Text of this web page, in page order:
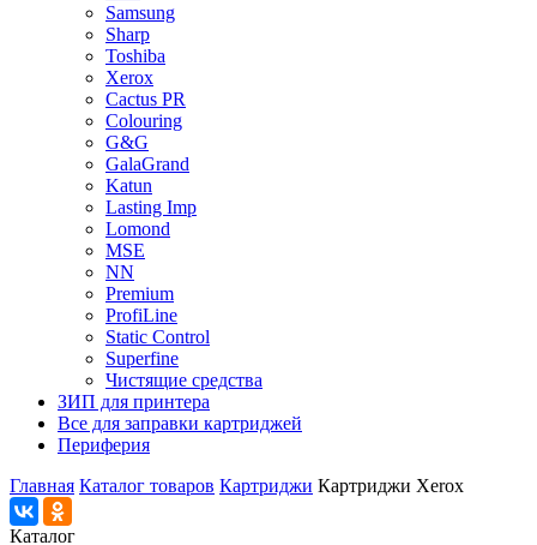
Samsung
Sharp
Toshiba
Xerox
Cactus PR
Colouring
G&G
GalaGrand
Katun
Lasting Imp
Lomond
MSE
NN
Premium
ProfiLine
Static Control
Superfine
Чистящие средства
ЗИП для принтера
Все для заправки картриджей
Периферия
Главная Каталог товаров Картриджи Картриджи Xerox
Каталог